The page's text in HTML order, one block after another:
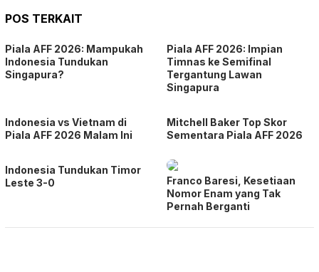
POS TERKAIT
Piala AFF 2026: Mampukah
Indonesia Tundukan
Singapura?
Piala AFF 2026: Impian
Timnas ke Semifinal
Tergantung Lawan
Singapura
Indonesia vs Vietnam di
Piala AFF 2026 Malam Ini
Mitchell Baker Top Skor
Sementara Piala AFF 2026
Indonesia Tundukan Timor
Leste 3-0
Franco Baresi, Kesetiaan
Nomor Enam yang Tak
Pernah Berganti